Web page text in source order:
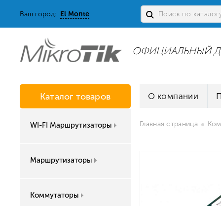
Ваш город: El Monte
ОФИЦИАЛЬНЫЙ
Каталог товаров
WI-FI Маршрутизаторы
Маршрутизаторы
Коммутаторы
О компании
Главная страница